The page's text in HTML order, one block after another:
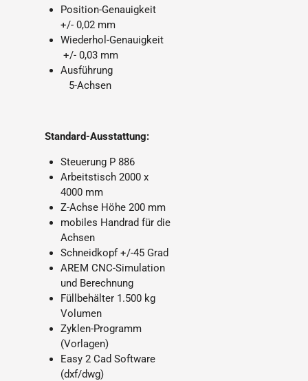
Position-Genauigkeit
+/- 0,02 mm
Wiederhol-Genauigkeit
+/- 0,03 mm
Ausführung
5-Achsen
Standard-Ausstattung:
Steuerung P 886
Arbeitstisch 2000 x
4000 mm
Z-Achse Höhe 200 mm
mobiles Handrad für die
Achsen
Schneidkopf +/-45 Grad
AREM CNC-Simulation
und Berechnung
Füllbehälter 1.500 kg
Volumen
Zyklen-Programm
(Vorlagen)
Easy 2 Cad Software
(dxf/dwg)